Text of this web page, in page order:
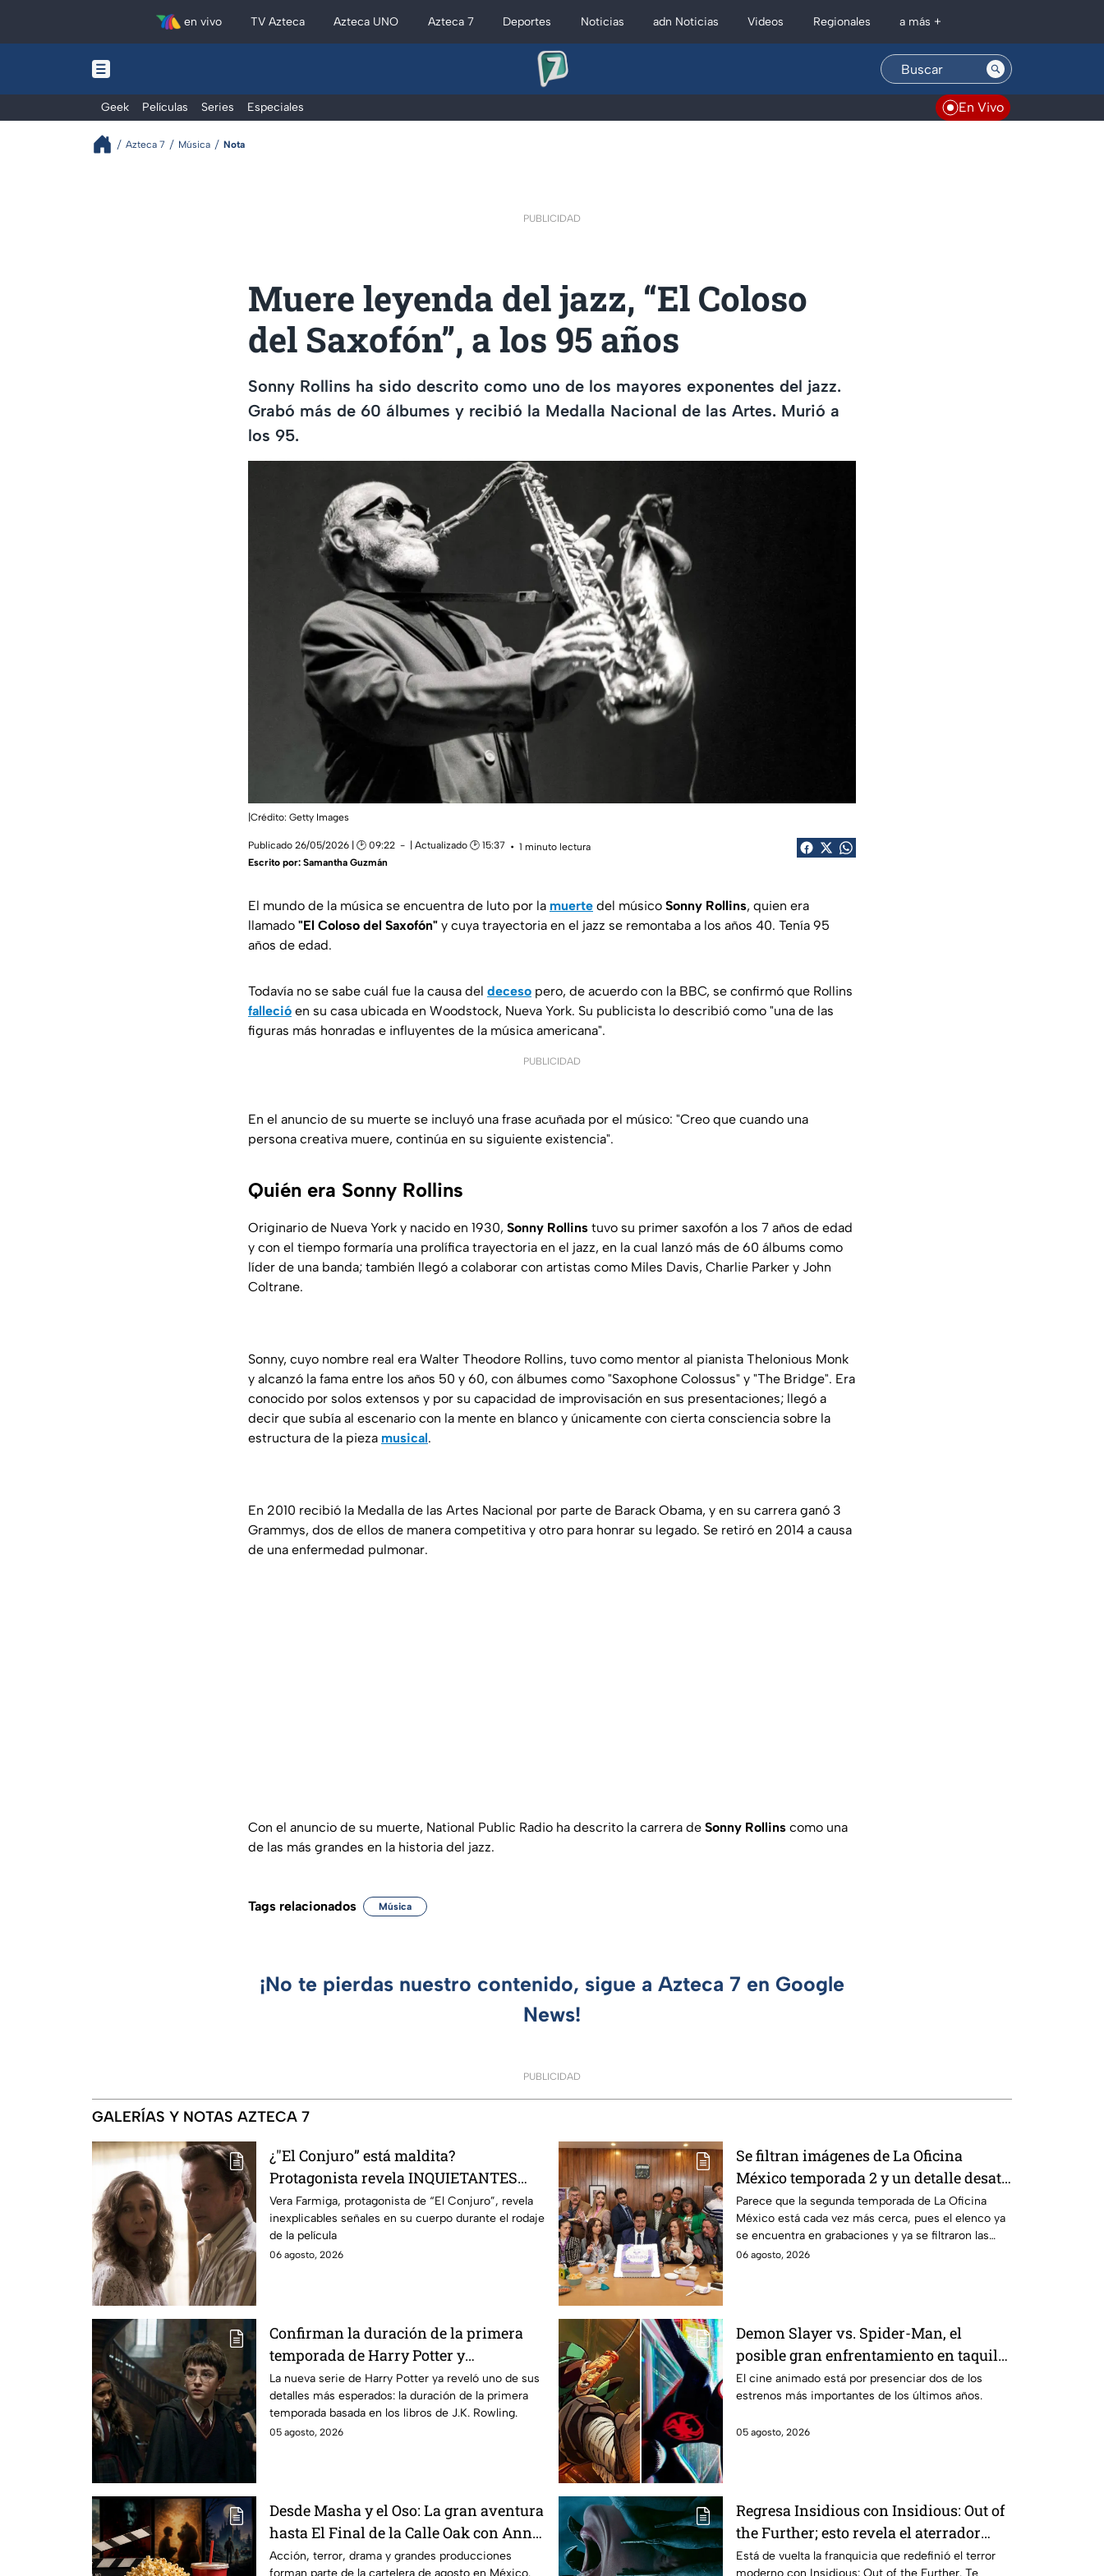
en vivo TV Azteca Azteca UNO Azteca 7 Deportes Noticias adn Noticias Videos Regionales a más +
Geek Películas Series Especiales En Vivo
Azteca 7 Música Nota
PUBLICIDAD
Muere leyenda del jazz, “El Coloso
del Saxofón”, a los 95 años
Sonny Rollins ha sido descrito como uno de los mayores exponentes del jazz.
Grabó más de 60 álbumes y recibió la Medalla Nacional de las Artes. Murió a
los 95.
|Crédito: Getty Images
Publicado 26/05/2026 | 🕑 09:22 | Actualizado 🕑 15:37
1 minuto lectura
Escrito por: Samantha Guzmán
El mundo de la música se encuentra de luto por la muerte del músico Sonny Rollins, quien era
llamado "El Coloso del Saxofón" y cuya trayectoria en el jazz se remontaba a los años 40. Tenía 95
años de edad.
Todavía no se sabe cuál fue la causa del deceso pero, de acuerdo con la BBC, se confirmó que Rollins
falleció en su casa ubicada en Woodstock, Nueva York. Su publicista lo describió como "una de las
figuras más honradas e influyentes de la música americana".
PUBLICIDAD
En el anuncio de su muerte se incluyó una frase acuñada por el músico: "Creo que cuando una
persona creativa muere, continúa en su siguiente existencia".
Quién era Sonny Rollins
Originario de Nueva York y nacido en 1930, Sonny Rollins tuvo su primer saxofón a los 7 años de edad
y con el tiempo formaría una prolífica trayectoria en el jazz, en la cual lanzó más de 60 álbums como
líder de una banda; también llegó a colaborar con artistas como Miles Davis, Charlie Parker y John
Coltrane.
Sonny, cuyo nombre real era Walter Theodore Rollins, tuvo como mentor al pianista Thelonious Monk
y alcanzó la fama entre los años 50 y 60, con álbumes como "Saxophone Colossus" y "The Bridge". Era
conocido por solos extensos y por su capacidad de improvisación en sus presentaciones; llegó a
decir que subía al escenario con la mente en blanco y únicamente con cierta consciencia sobre la
estructura de la pieza musical.
En 2010 recibió la Medalla de las Artes Nacional por parte de Barack Obama, y en su carrera ganó 3
Grammys, dos de ellos de manera competitiva y otro para honrar su legado. Se retiró en 2014 a causa
de una enfermedad pulmonar.
Con el anuncio de su muerte, National Public Radio ha descrito la carrera de Sonny Rollins como una
de las más grandes en la historia del jazz.
Tags relacionados Música
¡No te pierdas nuestro contenido, sigue a Azteca 7 en Google
News!
PUBLICIDAD
GALERÍAS Y NOTAS AZTECA 7
¿"El Conjuro” está maldita?
Protagonista revela INQUIETANTES
señales en su cuerpo durante la
grabación de la película
Vera Farmiga, protagonista de “El Conjuro”, revela
inexplicables señales en su cuerpo durante el rodaje
de la película
06 agosto, 2026
Se filtran imágenes de La Oficina
México temporada 2 y un detalle desata
teorías entre los fans
Parece que la segunda temporada de La Oficina
México está cada vez más cerca, pues el elenco ya
se encuentra en grabaciones y ya se filtraron las
primeras imágenes del set.
06 agosto, 2026
Confirman la duración de la primera
temporada de Harry Potter y
emocionará a los fans de los libros
La nueva serie de Harry Potter ya reveló uno de sus
detalles más esperados: la duración de la primera
temporada basada en los libros de J.K. Rowling.
05 agosto, 2026
Demon Slayer vs. Spider-Man, el
posible gran enfrentamiento en taquilla
del 2027
El cine animado está por presenciar dos de los
estrenos más importantes de los últimos años.
05 agosto, 2026
Desde Masha y el Oso: La gran aventura
hasta El Final de la Calle Oak con Anne
Hathaway. Esta es la lista completa de
Acción, terror, drama y grandes producciones
Regresa Insidious con Insidious: Out of
the Further; esto revela el aterrador
primer tráiler
Está de vuelta la franquicia que redefinió el terror